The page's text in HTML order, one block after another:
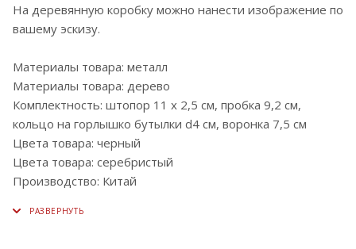
На деревянную коробку можно нанести изображение по
вашему эскизу.
Материалы товара: металл
Материалы товара: дерево
Комплектность: штопор 11 х 2,5 см, пробка 9,2 см,
кольцо на горлышко бутылки d4 см, воронка 7,5 см
Цвета товара: черный
Цвета товара: серебристый
Производство: Китай